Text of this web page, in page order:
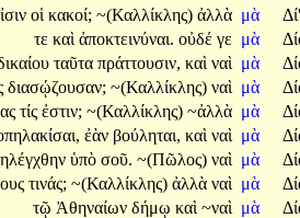
οἱ κακοί; ~(Καλλίκλης) ἀλλὰ μὰ
Δί'
τε καὶ ἀποκτεινύναι. οὐδέ γε μὰ
ταῦτα πράττουσιν, καὶ ναὶ μὰ
διασῴζουσαν; ~(Καλλίκλης) ναὶ μὰ
τίς ἐστιν; ~(Καλλίκλης) ~ἀλλὰ μὰ
ἐὰν βούληται, καὶ ναὶ μὰ
ὑπὸ σοῦ. ~(Πῶλος) ναὶ μὰ
τινάς; ~(Καλλίκλης) ἀλλὰ ναὶ μὰ
τῷ Ἀθηναίων δήμῳ καὶ ~ναὶ μὰ